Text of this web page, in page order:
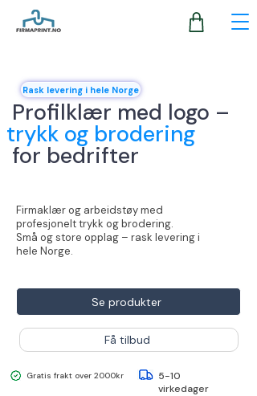
Rask levering i hele Norge
Profilklær med logo –
trykk og brodering
for bedrifter
Firmaklær og arbeidstøy med
profesjonelt trykk og brodering.
Små og store opplag – rask levering i
hele Norge.
Se produkter
Få tilbud
Gratis frakt over 2000kr
5-10
virkedager